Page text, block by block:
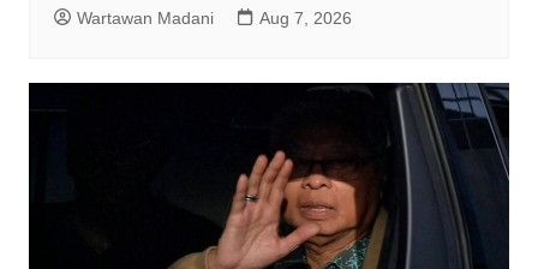
Wartawan Madani Aug 7, 2026